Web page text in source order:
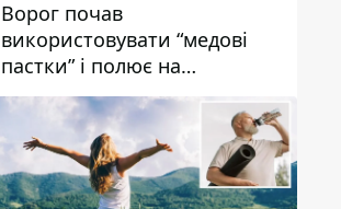
Ворог почав
використовувати “медові
пастки” і полює на
українських військових